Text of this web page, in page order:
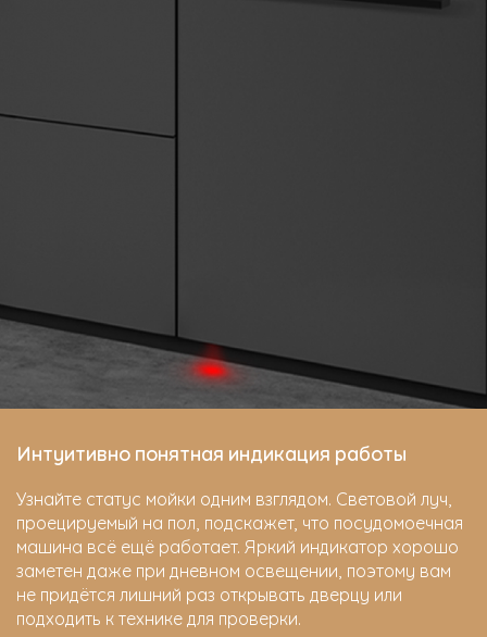
Интуитивно понятная индикация работы
Узнайте статус мойки одним взглядом. Световой луч,
проецируемый на пол, подскажет, что посудомоечная
машина всё ещё работает. Яркий индикатор хорошо
заметен даже при дневном освещении, поэтому вам
не придётся лишний раз открывать дверцу или
подходить к технике для проверки.